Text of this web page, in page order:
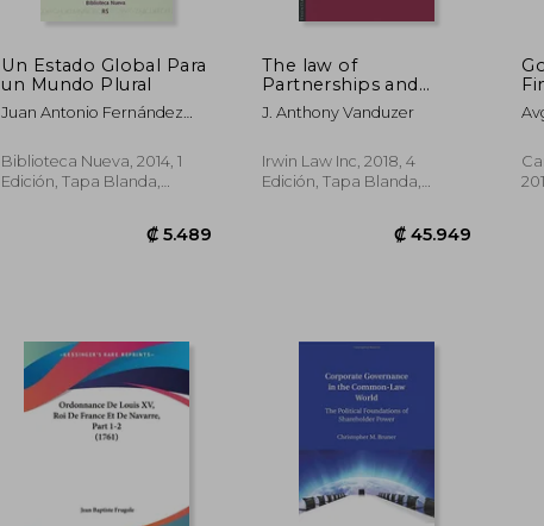
Un Estado Global Para
un Mundo Plural
Juan Antonio Fernández
Biblioteca Nueva, 2014, 1
Edición, Tapa Blanda,
The law of
Partnerships and
Corporations, 4 (en
Inglés)
J. Anthony Vanduzer
Irwin Law Inc, 2018, 4
Edición, Tapa Blanda,